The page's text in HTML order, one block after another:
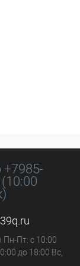
+7985-
Пн-Пт: с 10:00
до 18:00 Вс,